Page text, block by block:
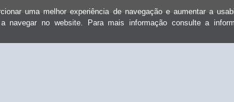
uma melhor experiência de navegação e aumentar a
navegar no website. Para mais informação consulte a